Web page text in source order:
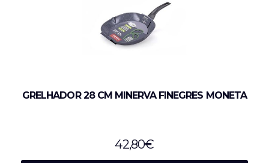
GRELHADOR 28 CM MINERVA FINEGRES MONETA
42,80€